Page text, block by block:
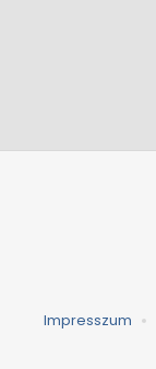
Impresszum